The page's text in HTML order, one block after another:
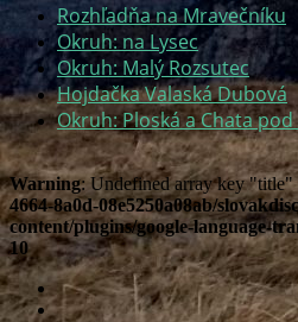
Rozhľadňa na Mravečníku
Okruh: na Lysec
Okruh: Malý Rozsutec
Hojdačka Valaská Dubová
Okruh: Ploská a Chata
Warning: Undefined array key
4664-8a0d-08e5250a08ab/
content/plugins/google-language-
10